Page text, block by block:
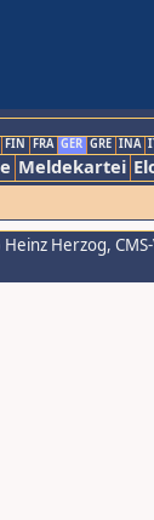
FIN FRA GER GRE INA
Meldekartei
Herzog,